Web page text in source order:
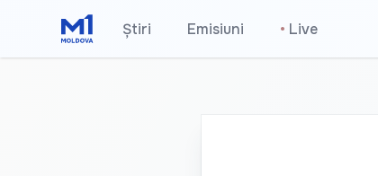
Știri Emisiuni • Live